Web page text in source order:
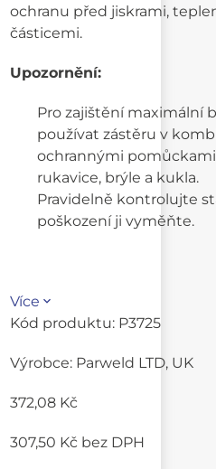
ochranu před jiskrami,
částicemi.
Upozornění:
Pro zajištění maximální
používat zástěru v
ochrannými
rukavice, brýle a kukla.
Pravidelně kontrolujte
poškození ji vyměňte.
Více
Kód produktu: P3725
Výrobce: Parweld LTD, UK
372,08 Kč
307,50 Kč bez DPH